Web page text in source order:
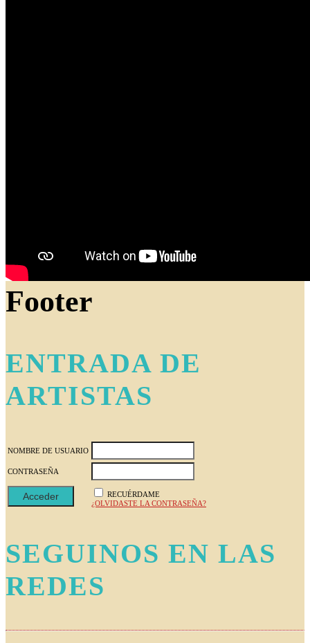
Footer
ENTRADA DE
ARTISTAS
NOMBRE DE USUARIO
CONTRASEÑA
RECUÉRDAME
¿OLVIDASTE LA CONTRASEÑA?
SEGUINOS EN LAS
REDES